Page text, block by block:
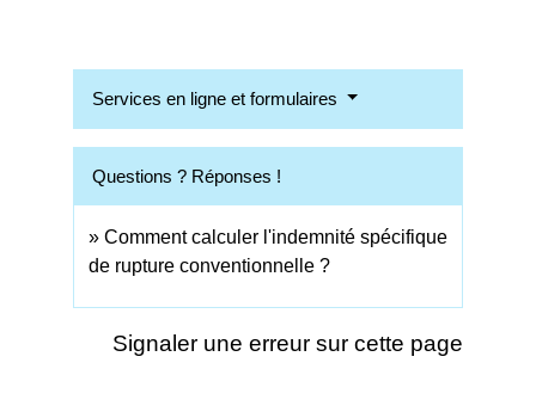
Services en ligne et formulaires
Questions ? Réponses !
Comment calculer l'indemnité spécifique
de rupture conventionnelle ?
Signaler une erreur sur cette page